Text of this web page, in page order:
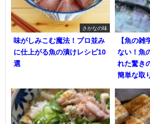
さかなの味
味がしみこむ魔法！プロ並み
に仕上がる魚の漬けレシピ10
選
【魚の雑
ない！魚
れた驚き
簡単な取